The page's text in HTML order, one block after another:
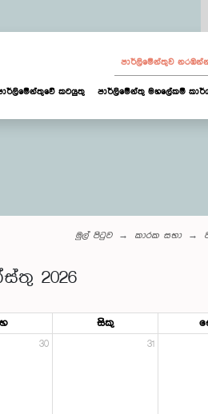
පාර්ලි‌මේන්තුව
කටයුතු පාර්ලිමේන්තු මහලේකම්
මුල් පිටුව කාරක සභා
2026
සිකු
30 31